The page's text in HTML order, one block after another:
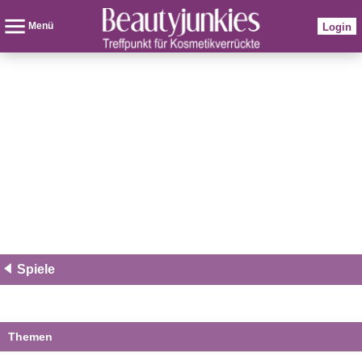
Menü Login
Spiele
Themen